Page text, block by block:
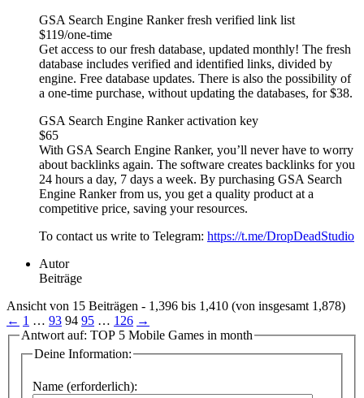
GSA Search Engine Ranker fresh verified link list
$119/one-time
Get access to our fresh database, updated monthly! The fresh
database includes verified and identified links, divided by
engine. Free database updates. There is also the possibility of
a one-time purchase, without updating the databases, for $38.
GSA Search Engine Ranker activation key
$65
With GSA Search Engine Ranker, you’ll never have to worry
about backlinks again. The software creates backlinks for you
24 hours a day, 7 days a week. By purchasing GSA Search
Engine Ranker from us, you get a quality product at a
competitive price, saving your resources.
To contact us write to Telegram: https://t.me/DropDeadStudio
Autor
Beiträge
Ansicht von 15 Beiträgen - 1,396 bis 1,410 (von insgesamt 1,878)
← 1 … 93 94 95 … 126 →
Antwort auf: TOP 5 Mobile Games in month
Deine Information:
Name (erforderlich):